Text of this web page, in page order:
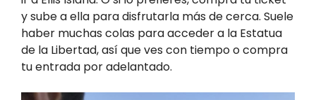
y sube a ella para disfrutarla más de cerca. Suele
haber muchas colas para acceder a la Estatua
de la Libertad, así que ves con tiempo o compra
tu entrada por adelantado.